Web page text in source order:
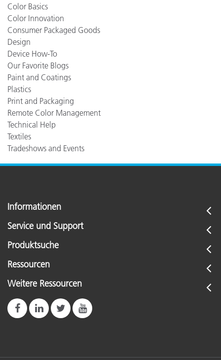
Color Basics
Color Innovation
Consumer Packaged Goods
Design
Device How-To
Our Favorite Blogs
Paint and Coatings
Plastics
Print and Packaging
Remote Color Management
Technical Help
Textiles
Tradeshows and Events
Informationen
Service und Support
Produktsuche
Ressourcen
Weitere Ressourcen